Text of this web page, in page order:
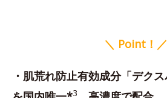
＼ Point！／
・肌荒れ防止有効成分「デクス
3